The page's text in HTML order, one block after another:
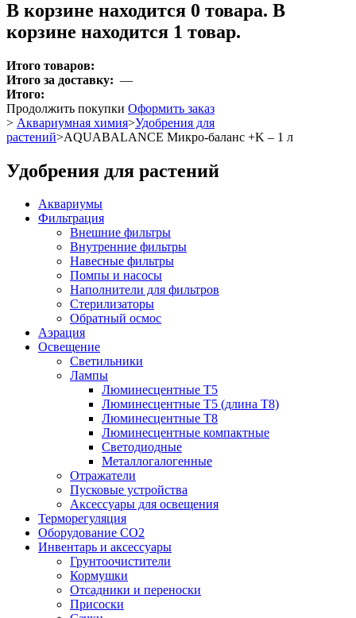
В корзине находится 0 товара. В
корзине находится 1 товар.
Итого товаров:
Итого за доставку: —
Итого:
Продолжить покупки Оформить заказ
> Аквариумная химия>Удобрения для
растений>AQUABALANCE Микро-баланс +K – 1 л
Удобрения для растений
Аквариумы
Фильтрация
Внешние фильтры
Внутренние фильтры
Навесные фильтры
Помпы и насосы
Наполнители для фильтров
Стерилизаторы
Обратный осмос
Аэрация
Освещение
Светильники
Лампы
Люминесцентные T5
Люминесцентные T5 (длина T8)
Люминесцентные T8
Люминесцентные компактные
Светодиодные
Металлогалогенные
Отражатели
Пусковые устройства
Аксессуары для освещения
Терморегуляция
Оборудование CO2
Инвентарь и аксессуары
Грунтоочистители
Кормушки
Отсадники и переноски
Присоски